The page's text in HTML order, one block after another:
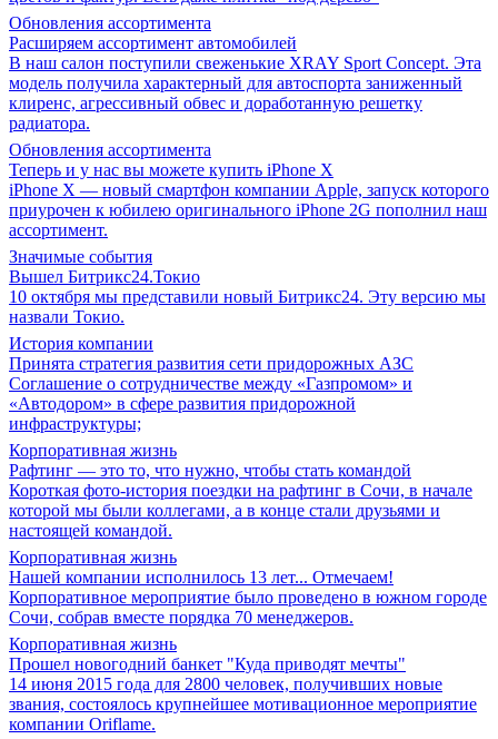
Обновления ассортимента
Расширяем ассортимент автомобилей
В наш салон поступили свеженькие XRAY Sport Concept. Эта
модель получила характерный для автоспорта заниженный
клиренс, агрессивный обвес и доработанную решетку
радиатора.
Обновления ассортимента
Теперь и у нас вы можете купить iPhone X
iPhone X — новый смартфон компании Apple, запуск которого
приурочен к юбилею оригинального iPhone 2G пополнил наш
ассортимент.
Значимые события
Вышел Битрикс24.Токио
10 октября мы представили новый Битрикс24. Эту версию мы
назвали Токио.
История компании
Принята стратегия развития сети придорожных АЗС
Соглашение о сотрудничестве между «Газпромом» и
«Автодором» в сфере развития придорожной
инфраструктуры;
Корпоративная жизнь
Рафтинг — это то, что нужно, чтобы стать командой
Короткая фото-история поездки на рафтинг в Сочи, в начале
которой мы были коллегами, а в конце стали друзьями и
настоящей командой.
Корпоративная жизнь
Нашей компании исполнилось 13 лет... Отмечаем!
Корпоративное мероприятие было проведено в южном городе
Сочи, собрав вместе порядка 70 менеджеров.
Корпоративная жизнь
Прошел новогодний банкет "Куда приводят мечты"
14 июня 2015 года для 2800 человек, получивших новые
звания, состоялось крупнейшее мотивационное мероприятие
компании Oriflame.